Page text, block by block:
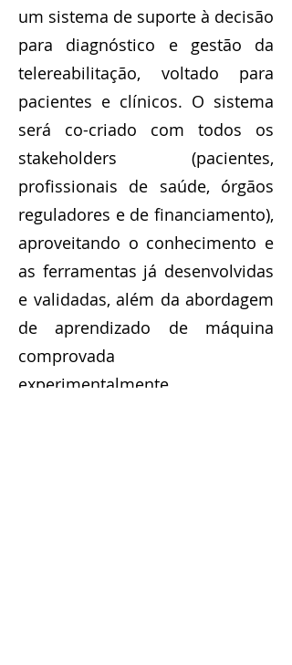
um sistema de suporte à decisão
para diagnóstico e gestão da
telereabilitação, voltado para
pacientes e clínicos. O sistema
será co-criado com todos os
stakeholders (pacientes,
profissionais de saúde, órgãos
reguladores e de financiamento),
aproveitando o conhecimento e
as ferramentas já desenvolvidas
e validadas, além da abordagem
de aprendizado de máquina
comprovada
experimentalmente.